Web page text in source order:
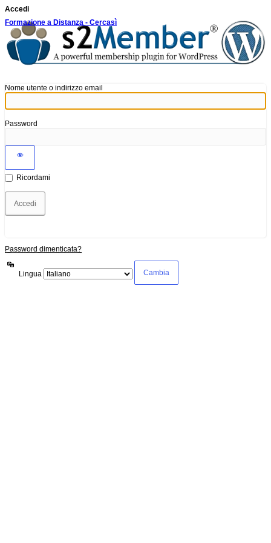
Accedi
Formazione a Distanza - Cercasì
Nome utente o indirizzo email
Password
Ricordami
Password dimenticata?
Lingua